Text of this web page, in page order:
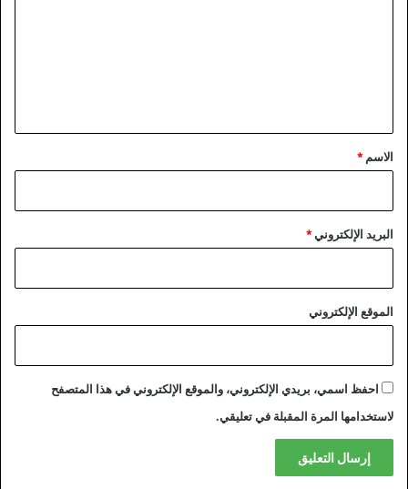
*
الاسم *
البريد الإلكتروني*
الموقع الإلكتروني
احفظ اسمي، بريدي الإلكتروني، والموقع الإلكتروني في هذا المتصفح
لاستخدامها المرة المقبلة في تعليقي.